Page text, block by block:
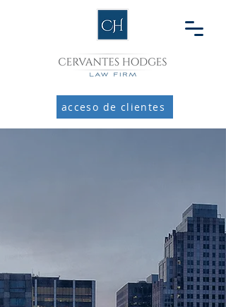
acceso de clientes
SALARIO Y HORAS
DIVORCIO